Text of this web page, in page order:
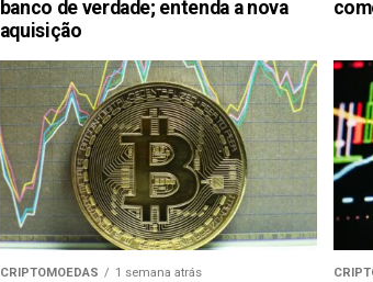
banco de verdade; entenda a nova
aquisição
CRIPTOMOEDAS 1 semana atrás